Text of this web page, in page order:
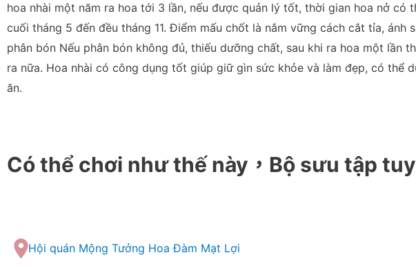
hoa nhài một năm ra hoa tới 3 lần, nếu được quản lý tốt, thời gian hoa nở có
cuối tháng 5 đến đều tháng 11. Điểm mấu chốt là nắm vững cách cắt tỉa, ánh
phân bón Nếu phân bón không đủ, thiếu dưỡng chất, sau khi ra hoa một lần
ra nữa. Hoa nhài có công dụng tốt giúp giữ gìn sức khỏe và làm đẹp, có thể
ăn.
Có thể chơi như thế này，Bộ sưu tập
Hội quán Mộng Tưởng Hoa Đàm Mạt Lợi